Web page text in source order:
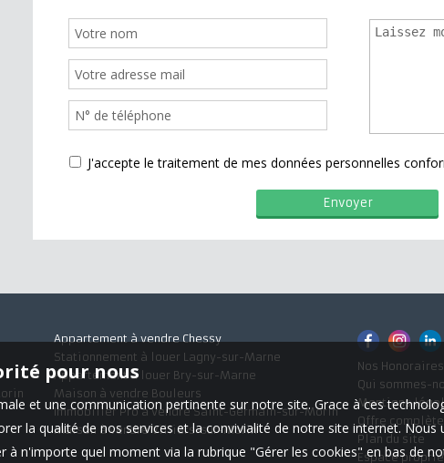
J'accepte le traitement de mes données personnelles
Appartement à vendre Chessy
Stationnement à louer Lagny-sur-Marne
Appartement à louer Bry-sur-Marne
Maison à vendre Bouleurs
Immobilier Pro à vendre Saint-Germain-sur-Morin
Maison à vendre Villiers-sur-Morin
Nos Honoraires
Qui sommes-
Mentions
Offre complète
Plan du site
Espace
pour nous
et une communication pertinente sur notre site. Grace à ces
la qualité de nos services et la convivialité de notre site internet.
n'importe quel moment via la rubrique "Gérer les cookies" en bas de